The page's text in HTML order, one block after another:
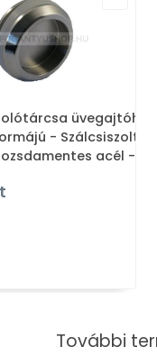
üvegajtóhoz
- Szálcsiszolt -
acél -
További